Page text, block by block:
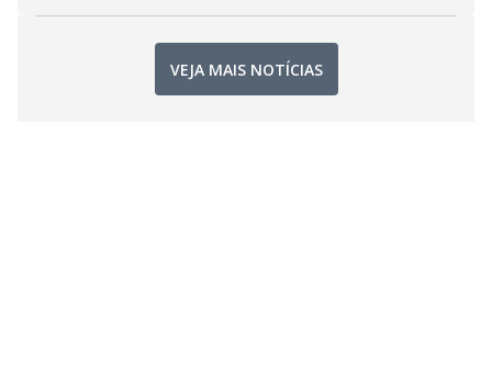
VEJA MAIS NOTÍCIAS